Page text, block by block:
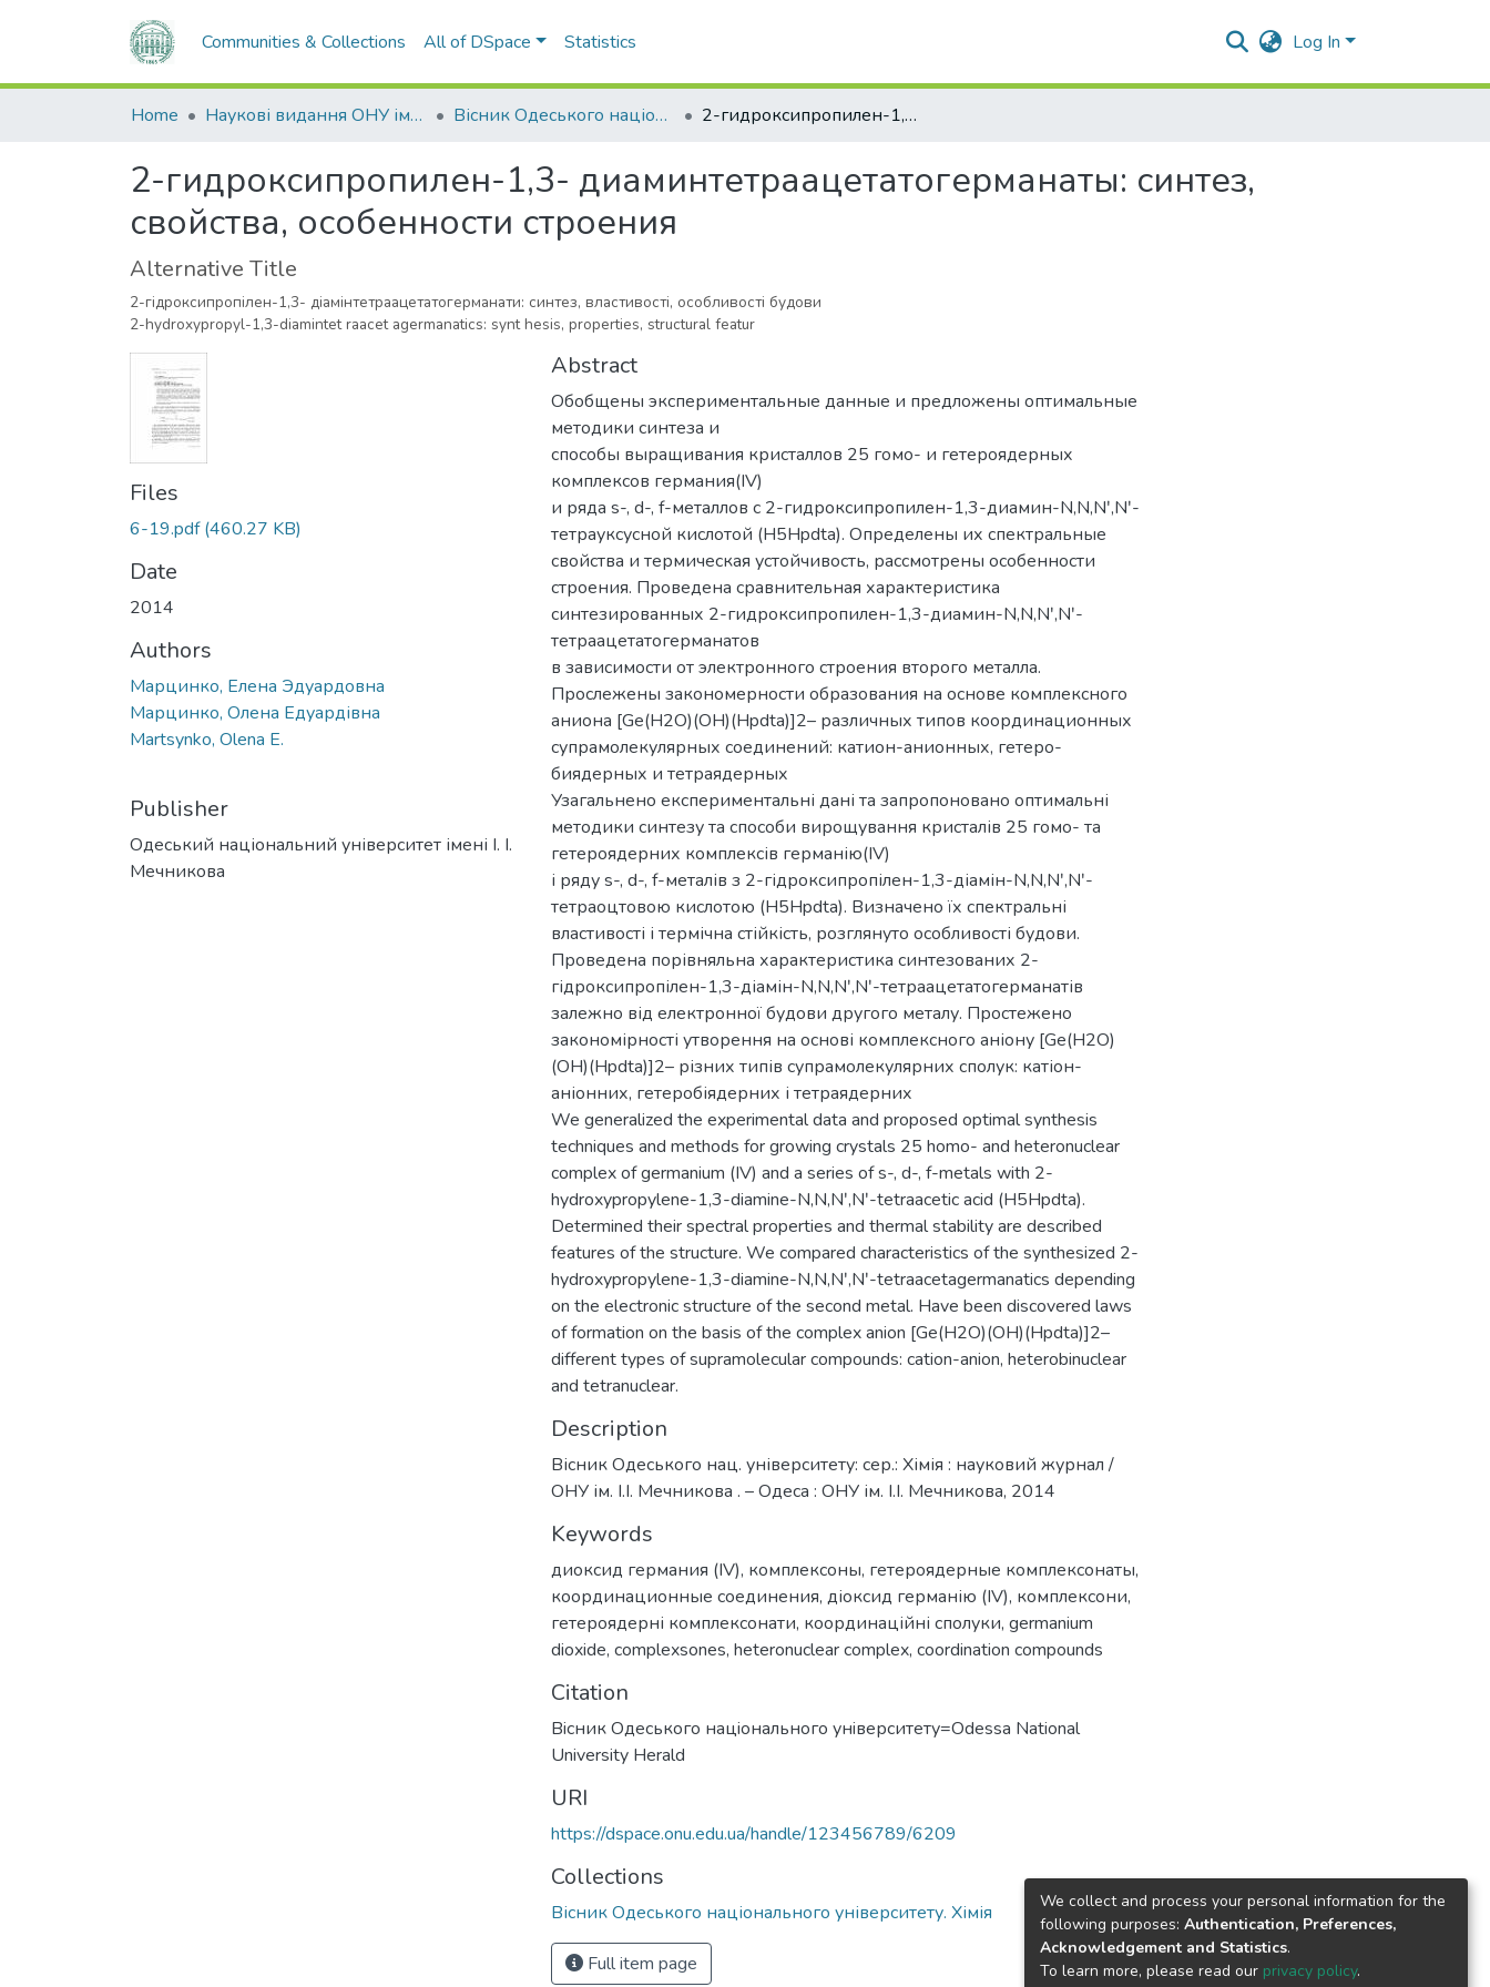
Communities & Collections All of DSpace Statistics Log In
Home Наукові видання ОНУ імені І. І. Мечникова Вісник Одеського національного університету. Хімія 2-гидроксипропилен-1,3- диаминтетраацетатогерманаты: синтез, свойства, особенности строения
2-гидроксипропилен-1,3- диаминтетраацетатогерманаты: синтез,
свойства, особенности строения
Alternative Title
2-гідроксипропілен-1,3- діамінтетраацетатогерманати: синтез, властивості, особливості будови
2-hydroxypropyl-1,3-diamintet raacet agermanatics: synt hesis, properties, structural featur
Files
6-19.pdf(460.27 KB)
Date
2014
Authors
Марцинко, Елена Эдуардовна
Марцинко, Олена Едуардівна
Martsynko, Olena E.
Publisher
Одеський національний університет імені І. І.
Мечникова
Abstract
Обобщены экспериментальные данные и предложены оптимальные
методики синтеза и
способы выращивания кристаллов 25 гомо- и гетероядерных
комплексов германия(IV)
и ряда s-, d-, f-металлов с 2-гидроксипропилен-1,3-диамин-N,N,Nʹ,Nʹ-
тетрауксусной кислотой (H5Hpdta). Определены их спектральные
свойства и термическая устойчивость, рассмотрены особенности
строения. Проведена сравнительная характеристика
синтезированных 2-гидроксипропилен-1,3-диамин-N,N,Nʹ,Nʹ-
тетраацетатогерманатов
в зависимости от электронного строения второго металла.
Прослежены закономерности образования на основе комплексного
аниона [Ge(Н2О)(ОН)(Hpdta)]2– различных типов координационных
супрамолекулярных соединений: катион-анионных, гетеро-
биядерных и тетраядерных
Узагальнено експериментальні дані та запропоновано оптимальні
методики синтезу та способи вирощування кристалів 25 гомо- та
гетероядерних комплексів германію(IV)
і ряду s-, d-, f-металів з 2-гідроксипропілен-1,3-діамін-N,N,Nʹ,Nʹ-
тетраоцтовою кислотою (H5Hpdta). Визначено їх спектральні
властивості і термічна стійкість, розглянуто особливості будови.
Проведена порівняльна характеристика синтезованих 2-
гідроксипропілен-1,3-діамін-N,N,Nʹ,Nʹ-тетраацетатогерманатів
залежно від електронної будови другого металу. Простежено
закономірності утворення на основі комплексного аніону [Ge(Н2О)
(ОН)(Hpdta)]2– різних типів супрамолекулярних сполук: катіон-
аніонних, гетеробіядерних і тетраядерних
We generalized the experimental data and proposed optimal synthesis
techniques and methods for growing crystals 25 homo- and heteronuclear
complex of germanium (IV) and a series of s-, d-, f-metals with 2-
hydroxypropylene-1,3-diamine-N,N,Nʹ,Nʹ-tetraacetic acid (H5Hpdta).
Determined their spectral properties and thermal stability are described
features of the structure. We compared characteristics of the synthesized 2-
hydroxypropylene-1,3-diamine-N,N,Nʹ,Nʹ-tetraacetagermanatics depending
on the electronic structure of the second metal. Have been discovered laws
of formation on the basis of the complex anion [Ge(Н2О)(ОН)(Hpdta)]2–
different types of supramolecular compounds: cation-anion, heterobinuclear
and tetranuclear.
Description
Вісник Одеського нац. університету: сер.: Хімія : науковий журнал /
ОНУ ім. І.І. Мечникова . – Одеса : ОНУ ім. І.І. Мечникова, 2014
Keywords
диоксид германия (IV), комплексоны, гетероядерные комплексонаты,
координационные соединения, діоксид германію (IV), комплексони,
гетероядерні комплексонати, координаційні сполуки, germanium
dioxide, complexsones, heteronuclear complex, coordination compounds
Citation
Вiсник Одеського нацiонального унiверситету=Odessa National
University Herald
URI
https://dspace.onu.edu.ua/handle/123456789/6209
Collections
Вісник Одеського національного університету. Хімія
Full item page
We collect and process your personal information for the
following purposes: Authentication, Preferences,
Acknowledgement and Statistics.
To learn more, please read our privacy policy.